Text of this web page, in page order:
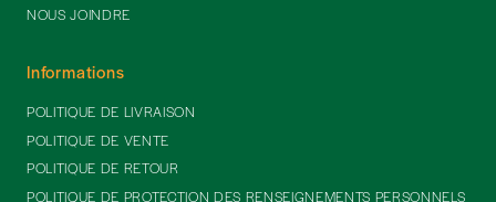
NOUS JOINDRE
Informations
POLITIQUE DE LIVRAISON
POLITIQUE DE VENTE
POLITIQUE DE RETOUR
POLITIQUE DE PROTECTION DES RENSEIGNEMENTS PERSONNELS